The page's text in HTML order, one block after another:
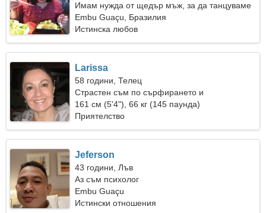
Имам нужда от щедър мъж, за да танцуваме
заедно
Embu Guaçu, Бразилия
Истинска любов
Larissa
58 години, Телец
Страстен съм по сърфирането и
пазаруването
161 см (5'4"), 66 кг (145 паунда)
Приятелство
Jeferson
43 години, Лъв
Аз съм психолог
Embu Guaçu
Истински отношения